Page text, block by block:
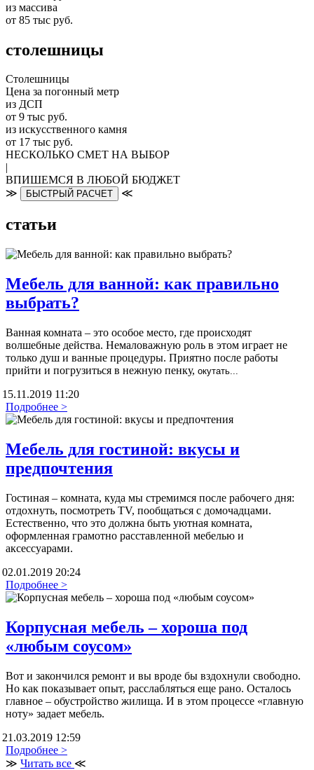
из массива
от 85 тыс руб.
столешницы
Столешницы
Цена за погонный метр
из ДСП
от 9 тыс руб.
из искусственного камня
от 17 тыс руб.
НЕСКОЛЬКО СМЕТ НА ВЫБОР
ВПИШЕМСЯ В ЛЮБОЙ БЮДЖЕТ
≫
БЫСТРЫЙ РАСЧЕТ ≪
статьи
Мебель для ванной: как правильно
выбрать?
Ванная комната – это особое место, где происходят
волшебные действа. Немаловажную роль в этом играет не
только душ и ванные процедуры. Приятно после работы
прийти и погрузиться в нежную пенку, окутать...
15.11.2019 11:20
Подробнее >
Мебель для гостиной: вкусы и
предпочтения
Гостиная – комната, куда мы стремимся после рабочего дня:
отдохнуть, посмотреть TV, пообщаться с домочадцами.
Естественно, что это должна быть уютная комната,
оформленная грамотно расставленной мебелью и
аксессуарами.
02.01.2019 20:24
Подробнее >
Корпусная мебель – хороша под
«любым соусом»
Вот и закончился ремонт и вы вроде бы вздохнули свободно.
Но как показывает опыт, расслабляться еще рано. Осталось
главное – обустройство жилища. И в этом процессе «главную
ноту» задает мебель.
21.03.2019 12:59
Подробнее >
≫ Читать все ≪